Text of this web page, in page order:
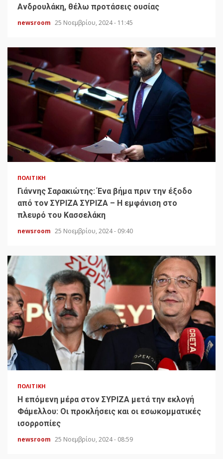
Ανδρουλάκη, θέλω προτάσεις ουσίας
newsroom 25 Νοεμβρίου, 2024 - 11:45
ΠΟΛΙΤΙΚΉ
Γιάννης Σαρακιώτης: Ένα βήμα πριν την έξοδο
από τον ΣΥΡΙΖΑ ΣΥΡΙΖΑ – Η εμφάνιση στο
πλευρό του Κασσελάκη
newsroom 25 Νοεμβρίου, 2024 - 09:40
ΠΟΛΙΤΙΚΉ
H επόμενη μέρα στον ΣΥΡΙΖΑ μετά την εκλογή
Φάμελλου: Οι προκλήσεις και οι εσωκομματικές
ισορροπίες
newsroom 25 Νοεμβρίου, 2024 - 08:59